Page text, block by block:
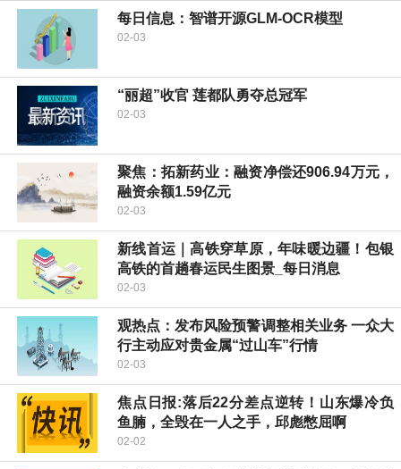
每日信息：智谱开源GLM-OCR模型
02-03
“丽超”收官 莲都队勇夺总冠军
02-03
聚焦：拓新药业：融资净偿还906.94万元，
融资余额1.59亿元
02-03
新线首运｜高铁穿草原，年味暖边疆！包银
高铁的首趟春运民生图景_每日消息
02-03
观热点：发布风险预警调整相关业务 一众大
行主动应对贵金属“过山车”行情
02-03
焦点日报:落后22分差点逆转！山东爆冷负
鱼腩，全毁在一人之手，邱彪憋屈啊
02-02